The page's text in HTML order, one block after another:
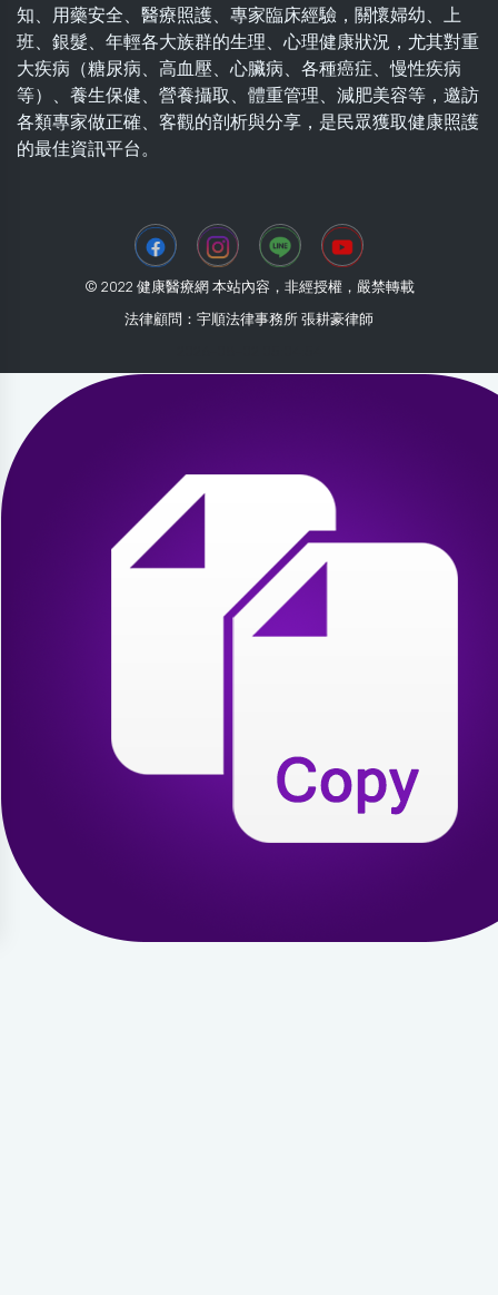
知、用藥安全、醫療照護、專家臨床經驗，關懷婦幼、上
班、銀髮、年輕各大族群的生理、心理健康狀況，尤其對重
大疾病（糖尿病、高血壓、心臟病、各種癌症、慢性疾病
等）、養生保健、營養攝取、體重管理、減肥美容等，邀訪
各類專家做正確、客觀的剖析與分享，是民眾獲取健康照護
的最佳資訊平台。
© 2022 健康醫療網 本站內容，非經授權，嚴禁轉載
法律顧問：宇順法律事務所 張耕豪律師